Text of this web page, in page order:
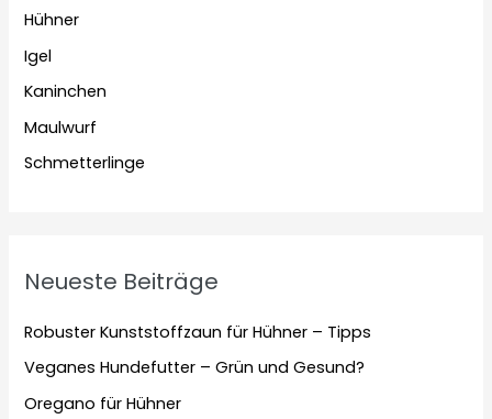
Hühner
Igel
Kaninchen
Maulwurf
Schmetterlinge
Neueste Beiträge
Robuster Kunststoffzaun für Hühner – Tipps
Veganes Hundefutter – Grün und Gesund?
Oregano für Hühner